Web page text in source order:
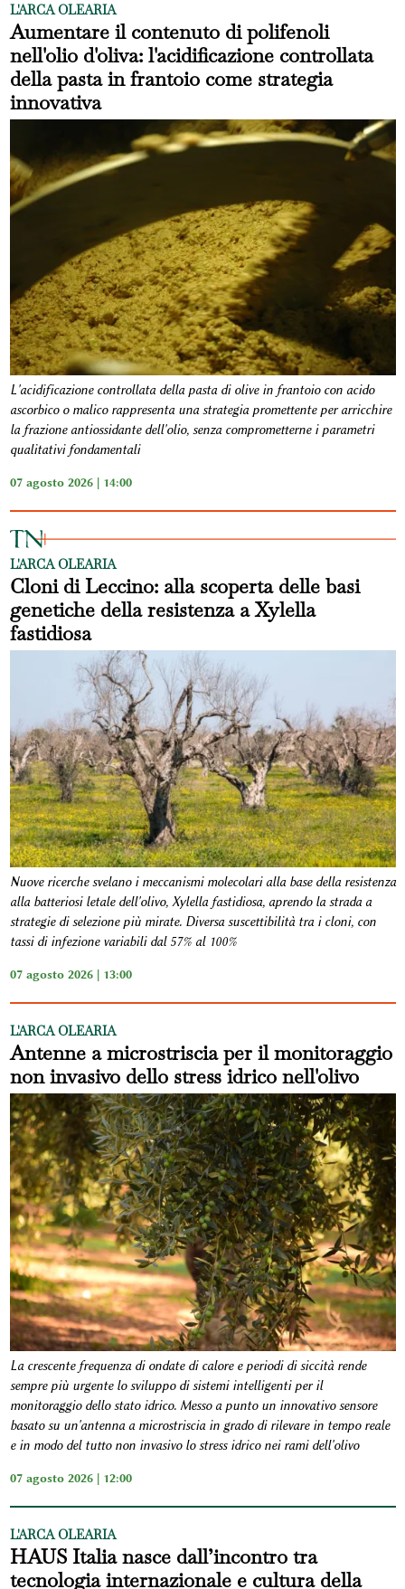
L'ARCA OLEARIA
Aumentare il contenuto di polifenoli
nell'olio d'oliva: l'acidificazione controllata
della pasta in frantoio come strategia
innovativa
L'acidificazione controllata della pasta di olive in frantoio con acido
ascorbico o malico rappresenta una strategia promettente per arricchire
la frazione antiossidante dell'olio, senza comprometterne i parametri
qualitativi fondamentali
07 agosto 2026 | 14:00
L'ARCA OLEARIA
Cloni di Leccino: alla scoperta delle basi
genetiche della resistenza a Xylella
fastidiosa
Nuove ricerche svelano i meccanismi molecolari alla base della resistenza
alla batteriosi letale dell'olivo, Xylella fastidiosa, aprendo la strada a
strategie di selezione più mirate. Diversa suscettibilità tra i cloni, con
tassi di infezione variabili dal 57% al 100%
07 agosto 2026 | 13:00
L'ARCA OLEARIA
Antenne a microstriscia per il monitoraggio
non invasivo dello stress idrico nell'olivo
La crescente frequenza di ondate di calore e periodi di siccità rende
sempre più urgente lo sviluppo di sistemi intelligenti per il
monitoraggio dello stato idrico. Messo a punto un innovativo sensore
basato su un'antenna a microstriscia in grado di rilevare in tempo reale
e in modo del tutto non invasivo lo stress idrico nei rami dell'olivo
07 agosto 2026 | 12:00
L'ARCA OLEARIA
HAUS Italia nasce dall’incontro tra
tecnologia internazionale e cultura della